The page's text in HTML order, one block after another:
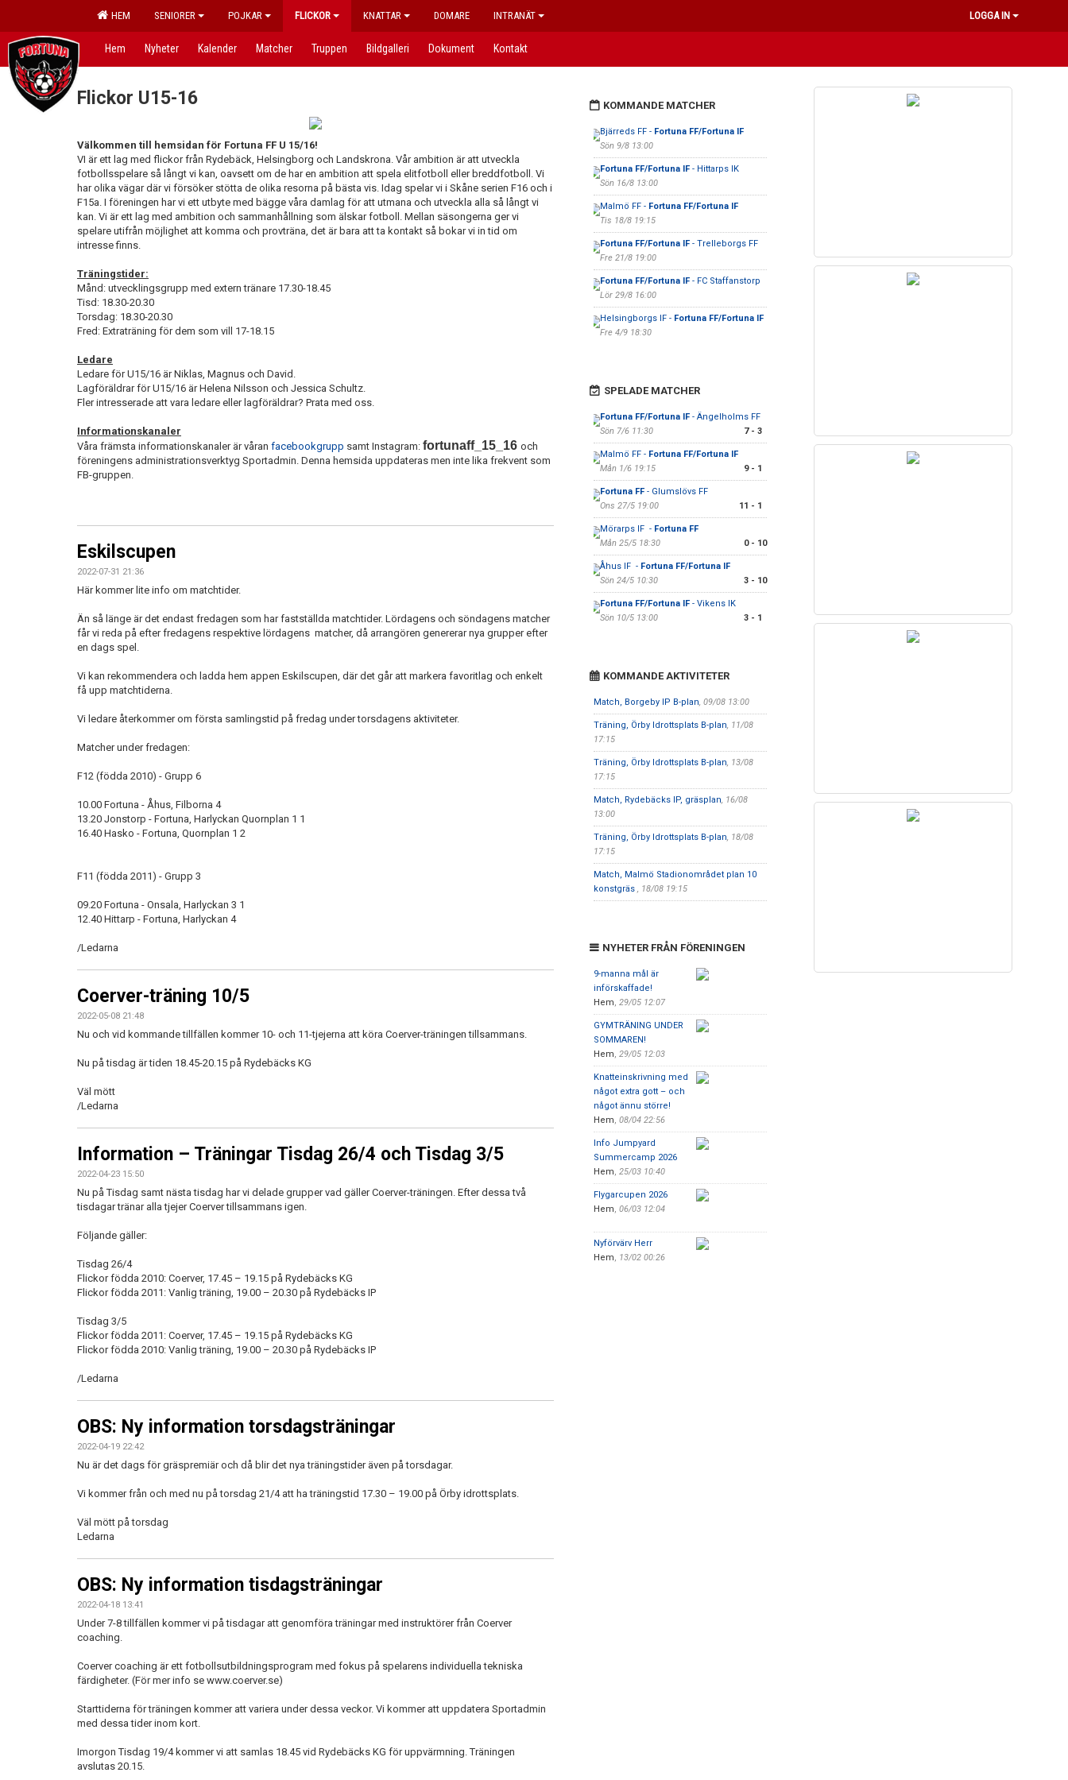
HEM SENIORER POJKAR FLICKOR KNATTAR DOMARE INTRANÄT LOGGA IN
Hem Nyheter Kalender Matcher Truppen Bildgalleri Dokument Kontakt
Flickor U15-16
Välkommen till hemsidan för Fortuna FF U 15/16!
VI är ett lag med flickor från Rydebäck, Helsingborg och Landskrona. Vår ambition är att utveckla
fotbollsspelare så långt vi kan, oavsett om de har en ambition att spela elitfotboll eller breddfotboll. Vi
har olika vägar där vi försöker stötta de olika resorna på bästa vis. Idag spelar vi i Skåne serien F16 och i
F15a. I föreningen har vi ett utbyte med bägge våra damlag för att utmana och utveckla alla så långt vi
kan. Vi är ett lag med ambition och sammanhållning som älskar fotboll. Mellan säsongerna ger vi
spelare utifrån möjlighet att komma och provträna, det är bara att ta kontakt så bokar vi in tid om
intresse finns.
Träningstider:
Månd: utvecklingsgrupp med extern tränare 17.30-18.45
Tisd: 18.30-20.30
Torsdag: 18.30-20.30
Fred: Extraträning för dem som vill 17-18.15
Ledare
Ledare för U15/16 är Niklas, Magnus och David.
Lagföräldrar för U15/16 är Helena Nilsson och Jessica Schultz.
Fler intresserade att vara ledare eller lagföräldrar? Prata med oss.
Informationskanaler
Våra främsta informationskanaler är våran facebookgrupp samt Instagram: fortunaff_15_16 och
föreningens administrationsverktyg Sportadmin. Denna hemsida uppdateras men inte lika frekvent som
FB-gruppen.
Eskilscupen
2022-07-31 21:36
Här kommer lite info om matchtider.
Än så länge är det endast fredagen som har fastställda matchtider. Lördagens och söndagens matcher
får vi reda på efter fredagens respektive lördagens matcher, då arrangören genererar nya grupper efter
en dags spel.
Vi kan rekommendera och ladda hem appen Eskilscupen, där det går att markera favoritlag och enkelt
få upp matchtiderna.
Vi ledare återkommer om första samlingstid på fredag under torsdagens aktiviteter.
Matcher under fredagen:
F12 (födda 2010) - Grupp 6
10.00 Fortuna - Åhus, Filborna 4
13.20 Jonstorp - Fortuna, Harlyckan Quornplan 1 1
16.40 Hasko - Fortuna, Quornplan 1 2
F11 (födda 2011) - Grupp 3
09.20 Fortuna - Onsala, Harlyckan 3 1
12.40 Hittarp - Fortuna, Harlyckan 4
/Ledarna
Coerver-träning 10/5
2022-05-08 21:48
Nu och vid kommande tillfällen kommer 10- och 11-tjejerna att köra Coerver-träningen tillsammans.
Nu på tisdag är tiden 18.45-20.15 på Rydebäcks KG
Väl mött
/Ledarna
Information – Träningar Tisdag 26/4 och Tisdag 3/5
2022-04-23 15:50
Nu på Tisdag samt nästa tisdag har vi delade grupper vad gäller Coerver-träningen. Efter dessa två
tisdagar tränar alla tjejer Coerver tillsammans igen.
Följande gäller:
Tisdag 26/4
Flickor födda 2010: Coerver, 17.45 – 19.15 på Rydebäcks KG
Flickor födda 2011: Vanlig träning, 19.00 – 20.30 på Rydebäcks IP
Tisdag 3/5
Flickor födda 2011: Coerver, 17.45 – 19.15 på Rydebäcks KG
Flickor födda 2010: Vanlig träning, 19.00 – 20.30 på Rydebäcks IP
/Ledarna
OBS: Ny information torsdagsträningar
2022-04-19 22:42
Nu är det dags för gräspremiär och då blir det nya träningstider även på torsdagar.
Vi kommer från och med nu på torsdag 21/4 att ha träningstid 17.30 – 19.00 på Örby idrottsplats.
Väl mött på torsdag
Ledarna
OBS: Ny information tisdagsträningar
2022-04-18 13:41
Under 7-8 tillfällen kommer vi på tisdagar att genomföra träningar med instruktörer från Coerver
coaching.
Coerver coaching är ett fotbollsutbildningsprogram med fokus på spelarens individuella tekniska
färdigheter. (För mer info se www.coerver.se)
Starttiderna för träningen kommer att variera under dessa veckor. Vi kommer att uppdatera Sportadmin
med dessa tider inom kort.
Imorgon Tisdag 19/4 kommer vi att samlas 18.45 vid Rydebäcks KG för uppvärmning. Träningen
avslutas 20.15.
KOMMANDE MATCHER
Bjärreds FF - Fortuna FF/Fortuna IF
Sön 9/8 13:00
Fortuna FF/Fortuna IF- Hittarps IK
Sön 16/8 13:00
Malmö FF - Fortuna FF/Fortuna IF
Tis 18/8 19:15
Fortuna FF/Fortuna IF- Trelleborgs FF
Fre 21/8 19:00
Fortuna FF/Fortuna IF- FC Staffanstorp
Lör 29/8 16:00
Helsingborgs IF - Fortuna FF/Fortuna IF
Fre 4/9 18:30
SPELADE MATCHER
Fortuna FF/Fortuna IF- Ängelholms FF
Sön 7/6 11:30
7 - 3
Malmö FF - Fortuna FF/Fortuna IF
Mån 1/6 19:15
9 - 1
Fortuna FF- Glumslövs FF
Ons 27/5 19:00
11 - 1
Mörarps IF - Fortuna FF
Mån 25/5 18:30
0 - 10
Åhus IF - Fortuna FF/Fortuna IF
Sön 24/5 10:30
3 - 10
Fortuna FF/Fortuna IF- Vikens IK
Sön 10/5 13:00
3 - 1
KOMMANDE AKTIVITETER
Match, Borgeby IP B-plan, 09/08 13:00
Träning, Örby Idrottsplats B-plan, 11/08
17:15
Träning, Örby Idrottsplats B-plan, 13/08
17:15
Match, Rydebäcks IP, gräsplan, 16/08
13:00
Träning, Örby Idrottsplats B-plan, 18/08
17:15
Match, Malmö Stadionområdet plan 10
konstgräs , 18/08 19:15
NYHETER FRÅN FÖRENINGEN
9-manna mål är
införskaffade!
Hem, 29/05 12:07
GYMTRÄNING UNDER
SOMMAREN!
Hem, 29/05 12:03
Knatteinskrivning med
något extra gott – och
något ännu större!
Hem, 08/04 22:56
Info Jumpyard
Summercamp 2026
Hem, 25/03 10:40
Flygarcupen 2026
Hem, 06/03 12:04
Nyförvärv Herr
Hem, 13/02 00:26